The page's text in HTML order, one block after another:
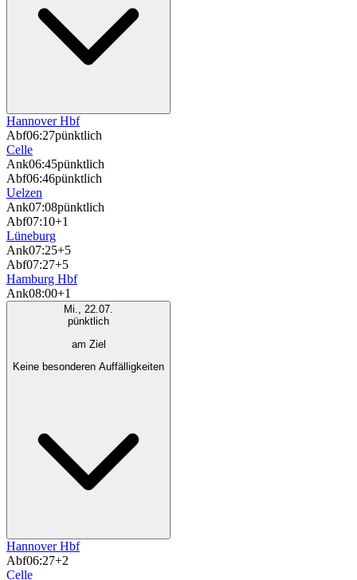
Hannover Hbf
Abf06:27pünktlich
Celle
Ank06:45pünktlich
Abf06:46pünktlich
Uelzen
Ank07:08pünktlich
Abf07:10+1
Lüneburg
Ank07:25+5
Abf07:27+5
Hamburg Hbf
Ank08:00+1
Mi., 22.07.
pünktlich
am Ziel
Keine besonderen Auffälligkeiten
Hannover Hbf
Abf06:27+2
Celle